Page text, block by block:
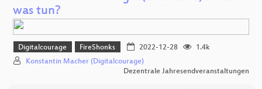
was tun?
Digitalcourage FireShonks 2022-12-28
1.4k
Konstantin Macher (Digitalcourage)
Dezentrale Jahresendveranstaltungen